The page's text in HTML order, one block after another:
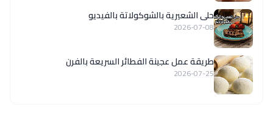
حلى الشعيرية بالشوكولاتة بالفيديو
2026-07-08
طريقة عمل عجينة الفطائر السريعة بالفرن
2026-07-25